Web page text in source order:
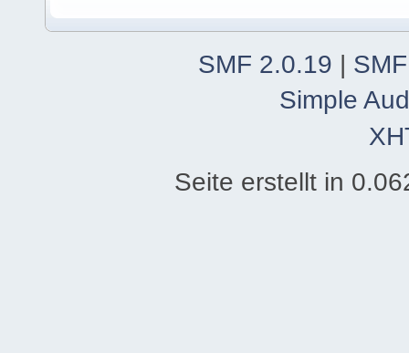
SMF 2.0.19 |
Simple
Seite erstellt in